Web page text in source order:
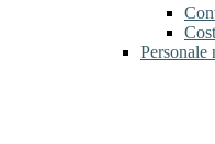
Personale